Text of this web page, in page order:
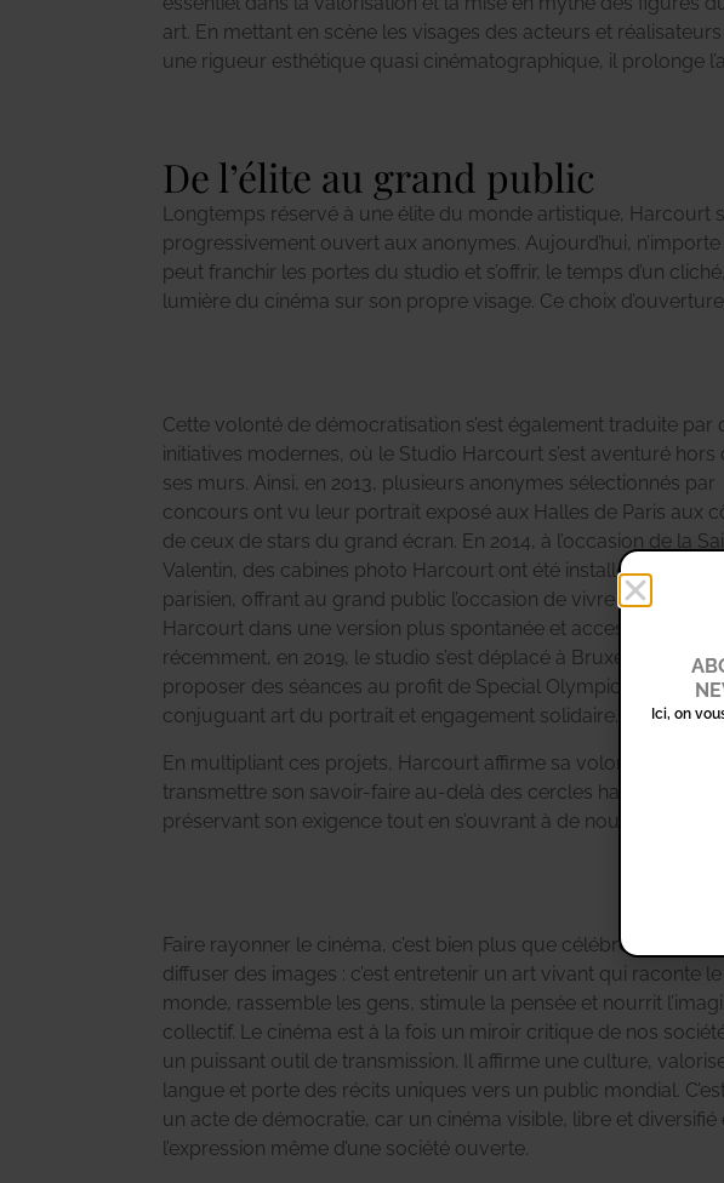
art. En mettant en scène les visages des acteurs et
une rigueur esthétique quasi cinématographique, il prolonge
De l’élite au grand public
Longtemps réservé à une élite du monde artistique, Harcourt
progressivement ouvert aux anonymes. Aujourd’hui,
peut franchir les portes du studio et s’offrir, le temps d’un
lumière du cinéma sur son propre visage. Ce choix d’ouverture
pas anodin : il réinvente la vocation du studio en l’ouvrant à
rendant cette esthétique accessible à tous, Harcourt fait de
individu un protagoniste digne d’un film. Il affirme que chacun
Cette volonté de démocratisation s’est également traduite par
initiatives modernes, où le Studio Harcourt s’est aventuré hors
ses murs. Ainsi, en 2013, plusieurs anonymes sélectionnés par
concours ont vu leur portrait exposé aux Halles de Paris aux
de ceux de stars du grand écran. En 2014, à l’occasion de la
Valentin, des cabines photo Harcourt ont été installées dans le
parisien, offrant au grand public l’occasion de vivre l’expérience
Harcourt dans une version plus spontanée et accessible. Plus
récemment, en 2019, le studio s’est déplacé à Bruxelles pour
proposer des séances au profit de Special Olympics Belgium,
conjuguant art du portrait et engagement solidaire.
En multipliant ces projets, Harcourt affirme sa volonté de
transmettre son savoir-faire au-delà des cercles habituels, en
préservant son exigence tout en s’ouvrant à de nouveaux
Faire rayonner le cinéma, c’est bien plus que célébrer des stars
diffuser des images : c’est entretenir un art vivant qui raconte le
monde, rassemble les gens, stimule la pensée et nourrit
collectif. Le cinéma est à la fois un miroir critique de nos
un puissant outil de transmission.
Il affirme une culture,
langue et porte des récits uniques vers un public mondial.
un acte de démocratie, car un cinéma visible, libre et diversifié
l’expression même d’une société ouverte.
Ici, on